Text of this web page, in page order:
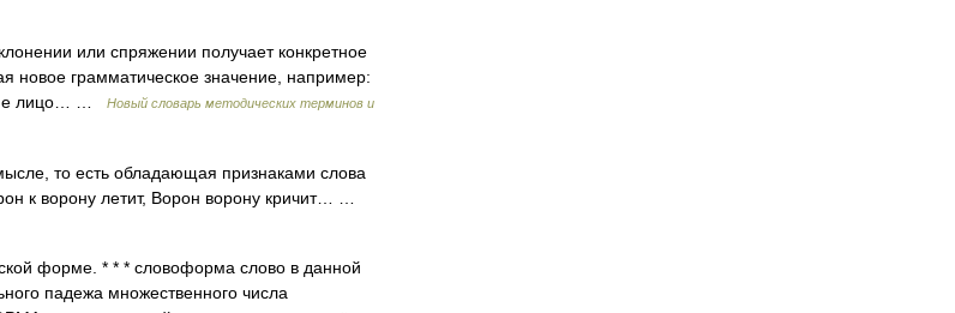
или спряжении получает конкретное
новое грамматическое значение, например:
е лицо… …
Новый словарь методических терминов и
то есть обладающая признаками слова
к ворону летит, Ворон ворону кричит… …
форме. * * * словоформа слово в данной
падежа множественного числа